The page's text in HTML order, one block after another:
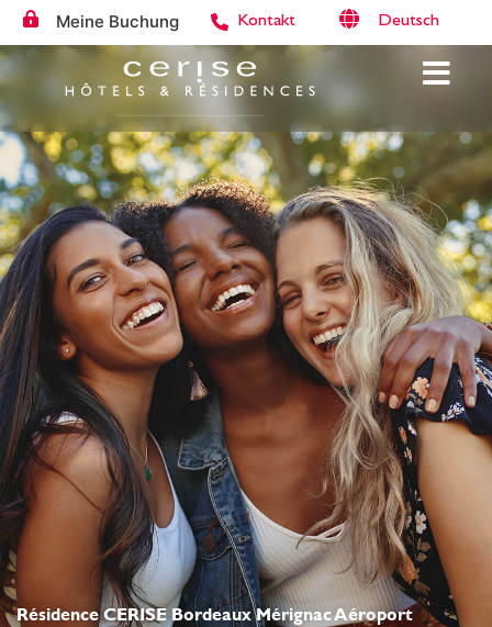
Meine Buchung Kontakt Deutsch
Résidence CERISE Bordeaux Mérignac Aéroport